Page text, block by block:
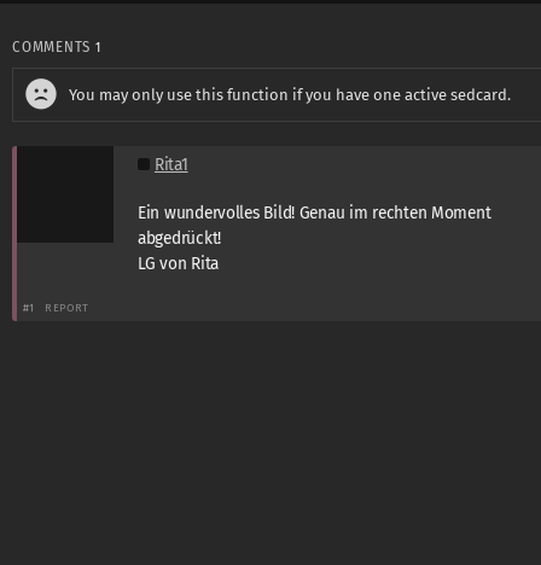
COMMENTS 1
You may only use this function if you have one active sedcard.
Rita1
Ein wundervolles Bild! Genau im rechten Moment
abgedrückt!
LG von Rita
#1 REPORT